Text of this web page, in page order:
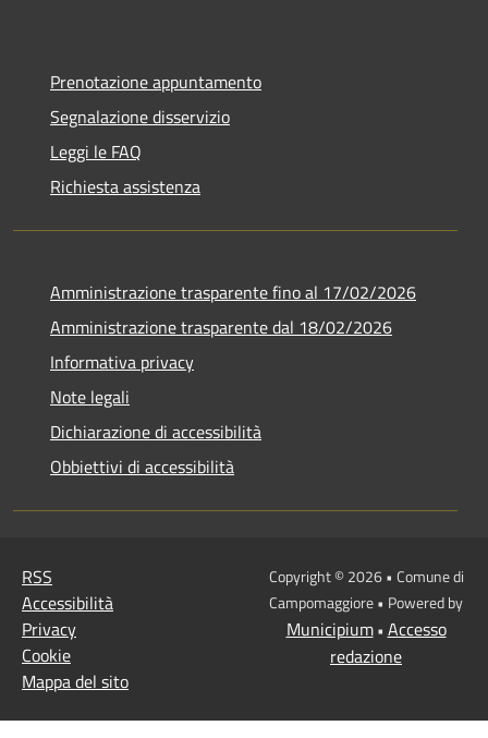
Prenotazione appuntamento
Segnalazione disservizio
Leggi le FAQ
Richiesta assistenza
Amministrazione trasparente fino al 17/02/2026
Amministrazione trasparente dal 18/02/2026
Informativa privacy
Note legali
Dichiarazione di accessibilità
Obbiettivi di accessibilità
RSS
Accessibilità
Privacy
Cookie
Mappa del sito
Copyright © 2026 • Comune di
Campomaggiore • Powered by
Municipium• Accesso
redazione